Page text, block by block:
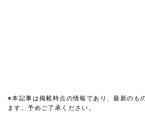
※本記事は掲載時点の情報であり、最新のも
ます。予めご了承ください。